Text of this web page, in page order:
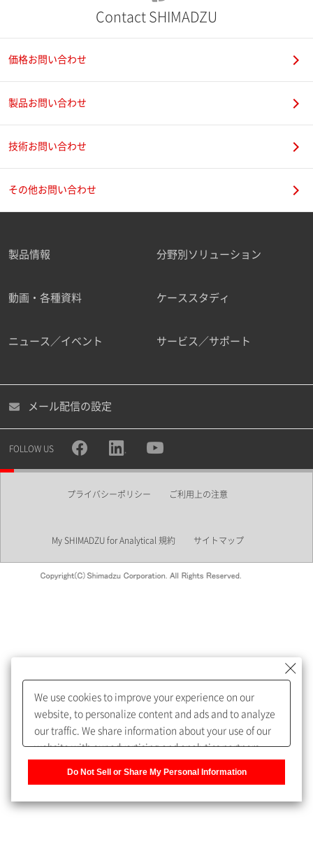
ご勤務先
職種
めします。
My SHIMADZU for Analyticalへ登録いただくと、技術情報や
取扱説明書・Webinarなどの閲覧ができます。
うになります。
Contact SHIMADZU
価格お問い合わせ
製品お問い合わせ
技術お問い合わせ
その他お問い合わせ
製品情報 分野別ソリューション
動画・各種資料 ケーススタディ
ニュース／イベント サービス／サポート
メール配信の設定
FOLLOW US
プライバシーポリシー ご利用上の注意
My SHIMADZU for Analytical 規約 サイトマップ
We use cookies to improve your experience on our
website, to personalize content and ads and to analyze
our traffic. We share information about your use of our
website with our advertising and analytics partners,
Do Not Sell or Share My Personal Information